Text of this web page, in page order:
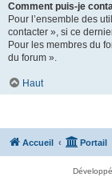
Comment puis-je
Pour l’ensemble des
contacter », si ce
Pour les membres du
du forum ».
Haut
Accueil Portail